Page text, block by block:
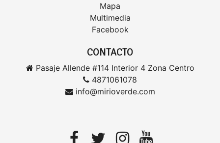
Mapa
Multimedia
Facebook
CONTACTO
Pasaje Allende #114 Interior 4 Zona Centro
4871061078
info@mirioverde.com